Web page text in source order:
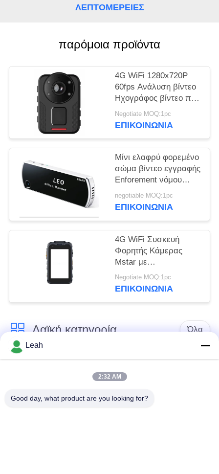
ΥΠΟΘΈΣΕΙΣ
ΖΗΤΉΣΤΕ
ΜΙΑ
ΠΡΟΣΦΟΡΆ
SITEMAP
ΠΟΛΙΤΙΚΉ
ΑΠΟΡΡΉΤΟΥ
ΛΕΠΤΟΜΈΡΕΙΕΣ
παρόμοια προϊόντα
4G WiFi 1280x720P
60fps Ανάλυση βίντεο
Ηχογράφος βίντεο που
φοριέται από το σώμα
σχεδιασμένο να
Negotiate MOQ:1pc
ΕΠΙΚΟΙΝΩΝΊΑ
Μίνι ελαφρύ φορεμένο
σώμα βίντεο εγγραφής
Enforement νόμου
σχεδίου διακριτικών
καμερών
negotiable MOQ:1pc
ΕΠΙΚΟΙΝΩΝΊΑ
4G WiFi Συσκευή
Φορητής Κάμερας
Mstar με
χωρητικότητες
αποθήκευσης 16G 32G
Επιθεώρησης Πεδίου
Negotiate MOQ:1pc
ΕΠΙΚΟΙΝΩΝΊΑ
Λαϊκή κατηγορία Όλα
Φορεμένες
Κάμερες σώματος
αστυνομίας
4G φορεμένη σώμα
Κάμερα κρανών
Leah
2:32 AM
Good day, what product are you looking for?